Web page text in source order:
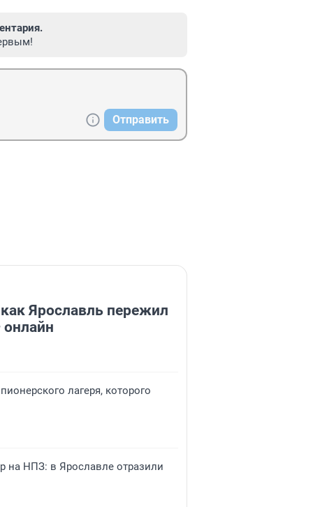
Отправить
Ярославль пережил
лагеря, которого
на НПЗ: в Ярославле отразили